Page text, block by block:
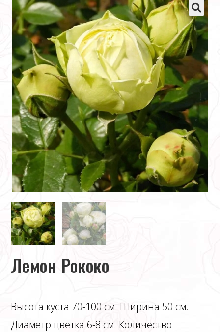
Лемон Рококо
Высота куста 70-100 см. Ширина 50 см.
Диаметр цветка 6-8 см. Количество